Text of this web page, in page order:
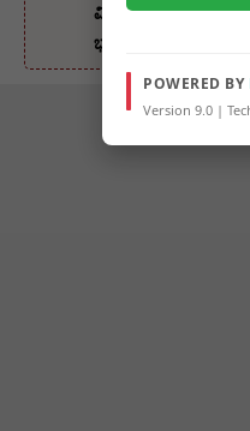
ವಿರೇಂದ್ರ ಹೆಗ್ಗಡೆ,ಶಾಸಕ
ಭಾಗಿ
POWERED BY
Version 9.0 |